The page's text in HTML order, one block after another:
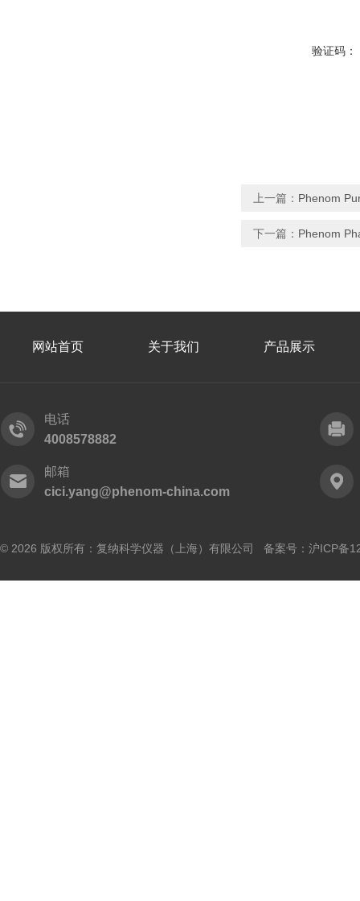
验证码：
上一篇： Phenom
下一篇： Phenom
网站首页 关于我们 产品展示
电话
4008578882
邮箱
cici.yang@phenom-china.com
© 2026 版权所有：复纳科学仪器（上海）有限公司 备案号： 沪ICP备